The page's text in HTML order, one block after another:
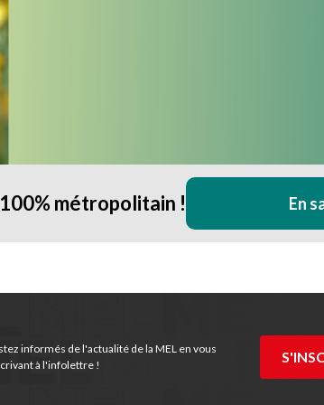
métropolitain ! En
informés de l'actualité de la MEL en vous
à l'infolettre !